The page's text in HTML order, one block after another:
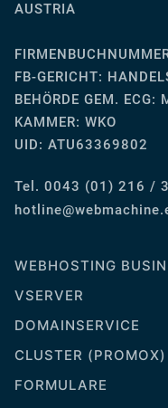
AUSTRIA
FB-GERICHT:
BEHÖRDE GEM. ECG:
KAMMER: WKO
UID: ATU63369802
Tel. 0043 (01) 216 /
WEBHOSTING
VSERVER
DOMAINSERVICE
CLUSTER (PROMOX)
FORMULARE